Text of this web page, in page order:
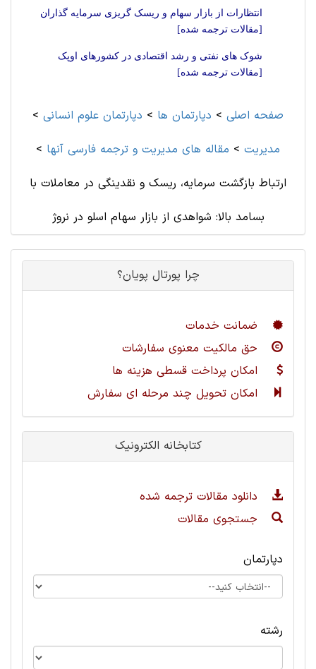
انتظارات از بازار سهام و ریسک گریزی سرمایه گذاران
[مقالات ترجمه شده]
شوک های نفتی و رشد اقتصادی در کشورهای اوپک
[مقالات ترجمه شده]
صفحه اصلی > دپارتمان ها > دپارتمان علوم انسانی >
مديريت > مقاله های مديريت و ترجمه فارسی آنها >
ارتباط بازگشت سرمایه، ریسک و نقدینگی در معاملات با
بسامد بالا: شواهدی از بازار سهام اسلو در نروژ
چرا پورتال پویان؟
ضمانت خدمات
حق مالکیت معنوی سفارشات
امکان پرداخت قسطی هزینه ها
امکان تحویل چند مرحله ای سفارش
کتابخانه الکترونیک
دانلود مقالات ترجمه شده
جستجوی مقالات
دپارتمان
رشته